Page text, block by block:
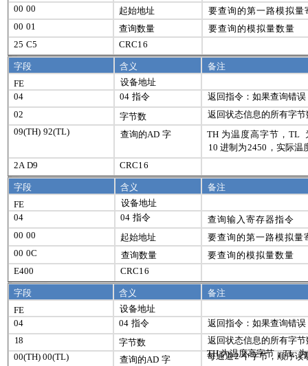
00 00 起始地址
要查询的第一路模拟量
00 01 查询数量
要查询的模拟量数量
25 C5 CRC16
字段 含义
备注
FE
设备地址
04
04 指令
返回指令：如果查询错误
02
字节数
返回状态信息的所有字节
09(TH) 92(TL) 查询的AD 字 TH 为温度高字节， TL
10 进制为2450 ，实际温
2A D9 CRC16
字段 含义
备注
FE
设备地址
04
04 指令
查询输入寄存器指令
00 00 起始地址
要查询的第一路模拟量
00 0C 查询数量
要查询的模拟量数量
E400
CRC16
字段 含义
备注
FE
设备地址
04
04 指令
返回指令：如果查询错误
18
字节数
返回状态信息的所有字节
00(TH) 00(TL)
查询的AD 字
TH 为温度高字节，TL
每通道2个字节，顺序读